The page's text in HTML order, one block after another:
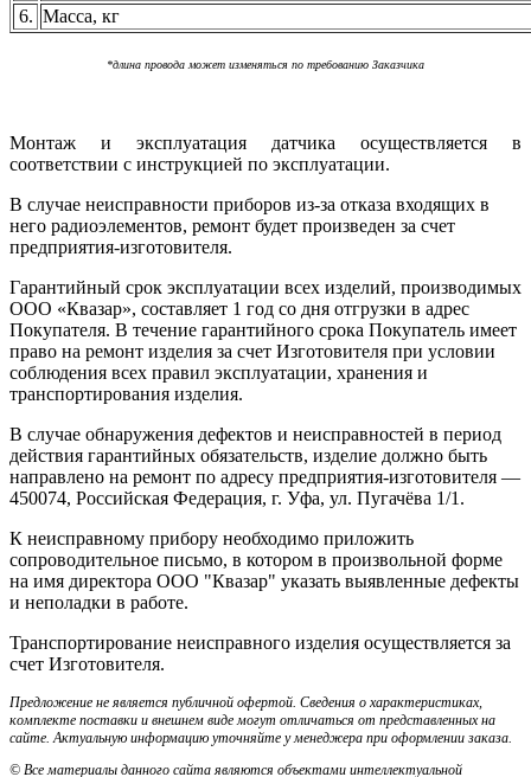
6. Масса, кг
*длина провода может изменяться по требованию Заказчика
Монтаж и эксплуатация датчика осуществляется в
соответствии с инструкцией по эксплуатации.
В случае неисправности приборов из-за отказа входящих в
него радиоэлементов, ремонт будет произведен за счет
предприятия-изготовителя.
Гарантийный срок эксплуатации всех изделий, производимых
ООО «Квазар», составляет 1 год со дня отгрузки в адрес
Покупателя. В течение гарантийного срока Покупатель имеет
право на ремонт изделия за счет Изготовителя при условии
соблюдения всех правил эксплуатации, хранения и
транспортирования изделия.
В случае обнаружения дефектов и неисправностей в период
действия гарантийных обязательств, изделие должно быть
направлено на ремонт по адресу предприятия-изготовителя —
450074, Российская Федерация, г. Уфа, ул. Пугачёва 1/1.
К неисправному прибору необходимо приложить
сопроводительное письмо, в котором в произвольной форме
на имя директора ООО "Квазар" указать выявленные дефекты
и неполадки в работе.
Транспортирование неисправного изделия осуществляется за
счет Изготовителя.
Предложение не является публичной офертой. Сведения о характеристиках,
комплекте поставки и внешнем виде могут отличаться от представленных на
сайте. Актуальную информацию уточняйте у менеджера при оформлении заказа.
© Все материалы данного сайта являются объектами интеллектуальной